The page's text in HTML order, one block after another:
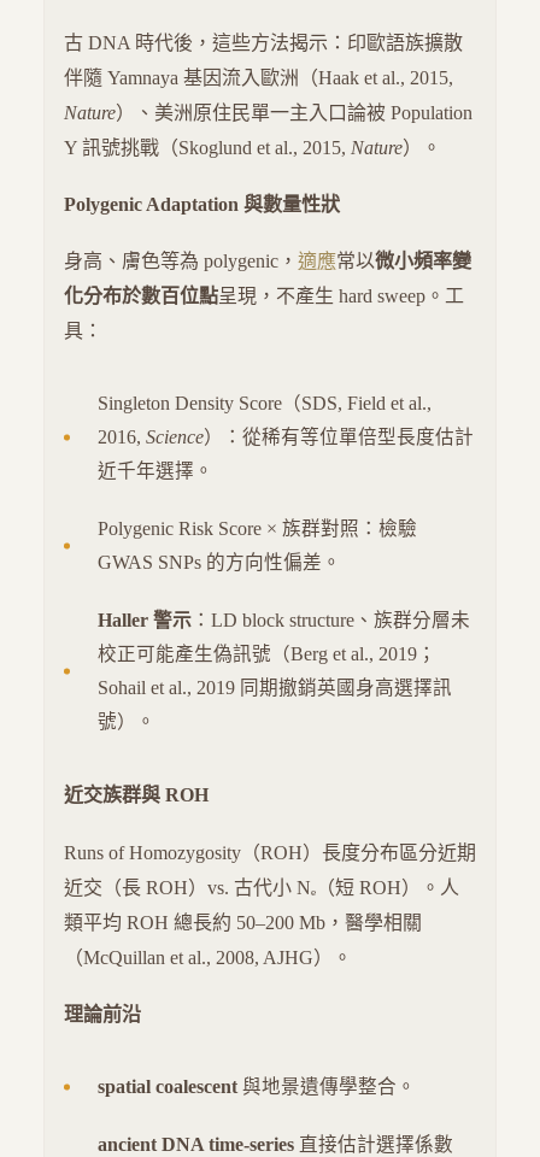
古 DNA 時代後，這些方法揭示：印歐語族擴散
伴隨 Yamnaya 基因流入歐洲（Haak et al., 2015,
Nature）、美洲原住民單一主入口論被 Population
Y 訊號挑戰（Skoglund et al., 2015, Nature）。
Polygenic Adaptation 與數量性狀
身高、膚色等為 polygenic， 適應常以微小頻率變
化分布於數百位點呈現，不產生 hard sweep。工
具：
Singleton Density Score（SDS, Field et al.,
2016, Science）：從稀有等位單倍型長度估計
近千年選擇。
Polygenic Risk Score × 族群對照：檢驗
GWAS SNPs 的方向性偏差。
Haller 警示 ：LD block structure、族群分層未
校正可能產生偽訊號（Berg et al., 2019；
Sohail et al., 2019 同期撤銷英國身高選擇訊
號）。
近交族群與 ROH
Runs of Homozygosity（ROH）長度分布區分近期
近交（長 ROH）vs. 古代小 Nₑ（短 ROH）。人
類平均 ROH 總長約 50–200 Mb，醫學相關
（McQuillan et al., 2008, AJHG）。
理論前沿
spatial coalescent 與地景遺傳學整合。
ancient DNA time-series 直接估計選擇係數